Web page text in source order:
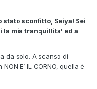
stato sconfitto, Seiya! Sei
la mia tranquillita' ed a
da solo. A scanso di
E’ IL CORNO, quella è